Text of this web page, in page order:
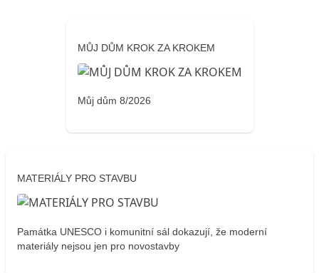
MŮJ DŮM KROK ZA KROKEM
Můj dům 8/2026
MATERIÁLY PRO STAVBU
Památka UNESCO i komunitní sál dokazují, že moderní
materiály nejsou jen pro novostavby